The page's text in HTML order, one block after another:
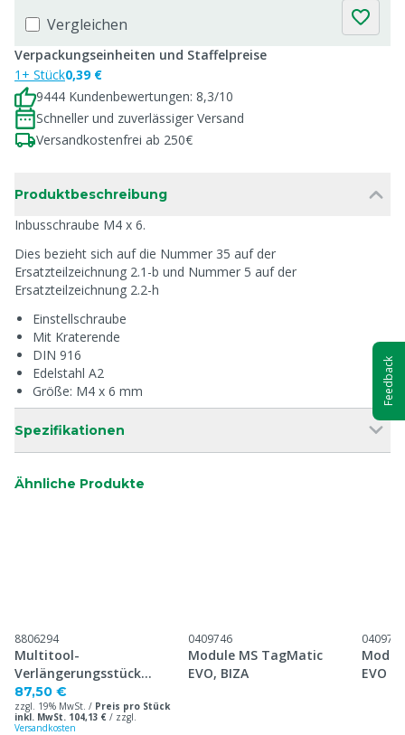
Vergleichen
Verpackungseinheiten und Staffelpreise
1+ Stück0,39 €
9444 Kundenbewertungen: 8,3/10
Schneller und zuverlässiger Versand
Versandkostenfrei ab 250€
Produktbeschreibung
Inbusschraube M4 x 6.
Dies bezieht sich auf die Nummer 35 auf der
Ersatzteilzeichnung 2.1-b und Nummer 5 auf der
Ersatzteilzeichnung 2.2-h
Einstellschraube
Mit Kraterende
DIN 916
Edelstahl A2
Größe: M4 x 6 mm
Spezifikationen
Ähnliche Produkte
8806294
Multitool-
Verlängerungsstück
Komplett
87,50 €
zzgl. 19% MwSt. / Preis pro Stück
inkl. MwSt. 104,13 € / zzgl.
Versandkosten
0409746
Module MS TagMatic
EVO, BIZA
0409747
EVO
Feedback